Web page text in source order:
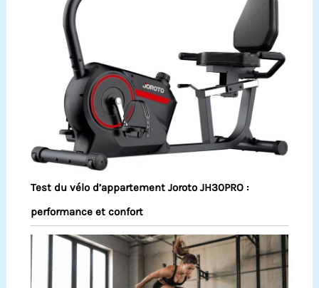
Test du vélo d’appartement Joroto JH30PRO :
performance et confort